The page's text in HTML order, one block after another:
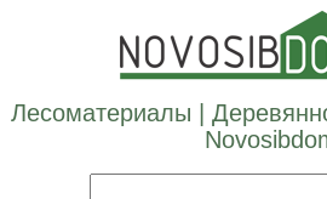
Лесоматериалы |